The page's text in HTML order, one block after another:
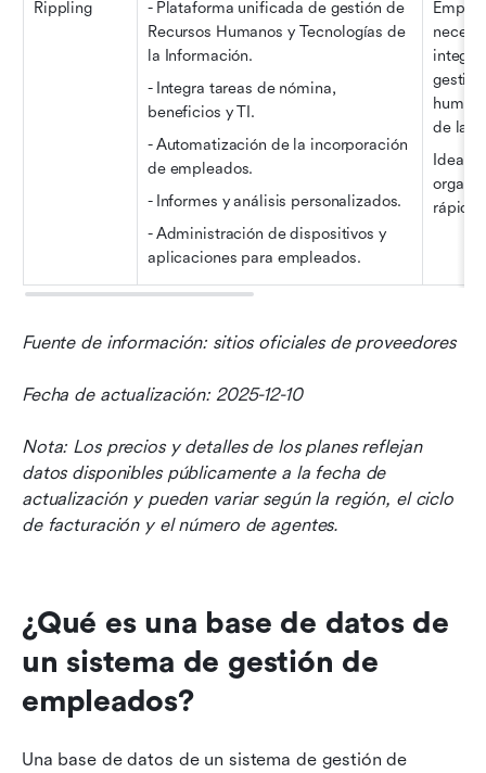
Rippling
- Plataforma unificada de gestión de
Recursos Humanos y Tecnologías de
la Información.
- Integra tareas de nómina,
beneficios y TI.
- Automatización de la incorporación
de empleados.
- Informes y análisis personalizados.
- Administración de dispositivos y
aplicaciones para empleados.
de la
Ideal
rápido
Fuente de información: sitios oficiales de proveedores
Fecha de actualización: 2025-12-10
Nota: Los precios y detalles de los planes reflejan
datos disponibles públicamente a la fecha de
actualización y pueden variar según la región, el ciclo
de facturación y el número de agentes.
¿Qué es una base de datos de
un sistema de gestión de
empleados?
Una base de datos de un sistema de gestión de